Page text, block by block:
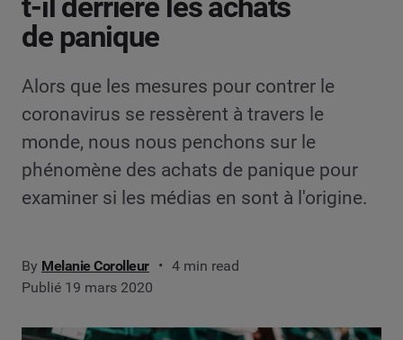
de panique
Alors que les mesures pour contrer le
coronavirus se ressèrent à travers le
monde, nous nous penchons sur le
phénomène des achats de panique pour
examiner si les médias en sont à l'origine.
By Melanie Corolleur
4 min read
Publié 19 mars 2020